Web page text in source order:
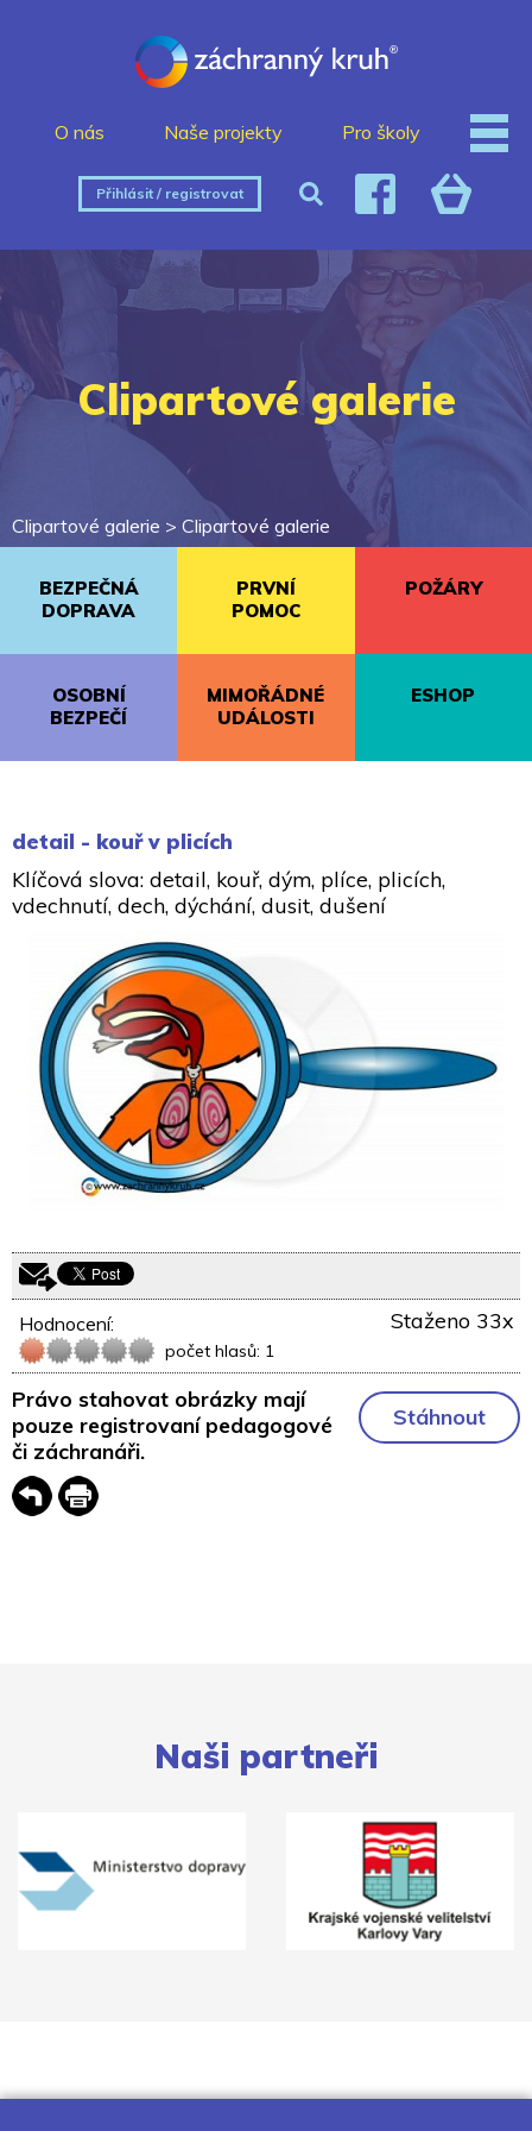
O nás Naše projekty Pro školy
Přihlásit / registrovat
Clipartové galerie
Clipartové galerie > Clipartové galerie
BEZPEČNÁ
DOPRAVA
PRVNÍ
POMOC
POŽÁRY
OSOBNÍ
BEZPEČÍ
MIMOŘÁDNÉ
UDÁLOSTI
ESHOP
detail - kouř v plicích
Klíčová slova: detail, kouř, dým, plíce, plicích,
vdechnutí, dech, dýchání, dusit, dušení
Staženo 33x
Hodnocení:
počet hlasů: 1
Stáhnout
Právo stahovat obrázky mají
pouze registrovaní pedagogové
či záchranáři.
Naši partneři